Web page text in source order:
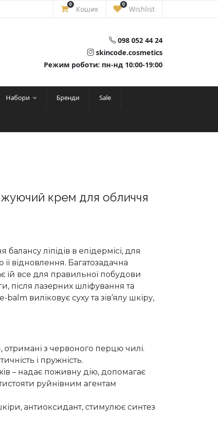
0
Кошик
0
Wishlist
098 052 44 24
skincode.cosmetics
Режим роботи: пн-нд 10:00-19:00
Набори Бренди Sale
крем для обличчя
ліпідів в епідермісі, для
відновлення. Багатозадачна
їй все для правильної побудови
після лазерних шліфування та
виліковує суху та зів’ялу шкіру,
з червоного перцю чилі.
і пружність.
– надає поживну дію, допомагає
руйнівним агентам
антиоксидант, стимулює синтез